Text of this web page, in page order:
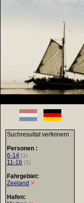
Suchresultat verfeinern
Personen :
6-14 (1)
11-16 (1)
Fahrgebiet:
Zeeland
Hafen: